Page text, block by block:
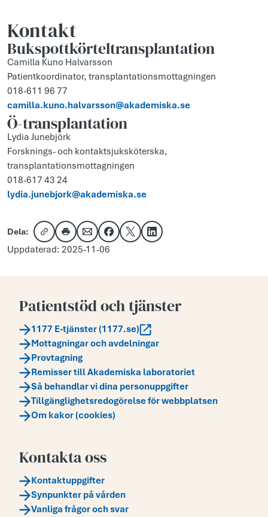
Kontakt
Bukspottkörteltransplantation
Camilla Kuno Halvarsson
Patientkoordinator, transplantationsmottagningen
018-611 96 77
camilla.kuno.halvarsson@akademiska.se
Ö-transplantation
Lydia Junebjörk
Forsknings- och kontaktsjuksköterska,
transplantationsmottagningen
018-617 43 24
lydia.junebjork@akademiska.se
Dela:
Kopiera länk
Skriv utDela via e-post
Dela på Facebook
Dela på XDela på LinkedIn
Uppdaterad: 2025-11-06
Patientstöd och tjänster
1177 E-tjänster (1177.se)
Mottagningar och avdelningar
Provtagning
Remisser till Akademiska laboratoriet
Så behandlar vi dina personuppgifter
Tillgänglighetsredogörelse för webbplatsen
Om kakor (cookies)
Kontakta oss
Kontaktuppgifter
Synpunkter på vården
Vanliga frågor och svar